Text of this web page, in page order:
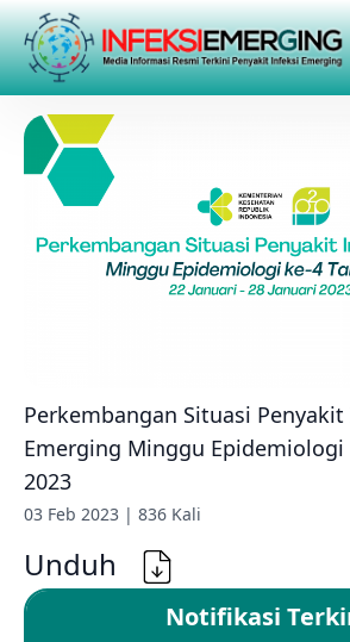
Perkembangan Situasi
Emerging Minggu Epidemiologi
2023
03 Feb 2023 | 836 Kali
Unduh
Notifikasi